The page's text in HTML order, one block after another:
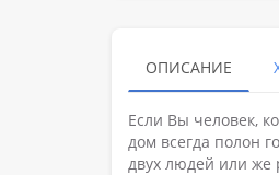
ОПИСАНИЕ
Если Вы человек,
дом всегда полон
двух людей или же